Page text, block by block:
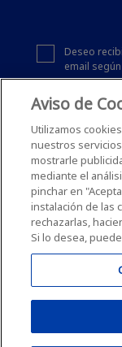
Deseo
email
Aviso de
Utilizamos
nuestros
mostrarle
mediante el
pinchar en
instalación de las
rechazarlas,
Si lo desea,